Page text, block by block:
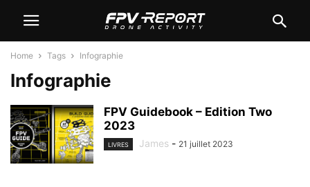
Home Tags Infographie
Infographie
FPV Guidebook – Edition Two
2023
LIVRES James - 21 juillet 2023